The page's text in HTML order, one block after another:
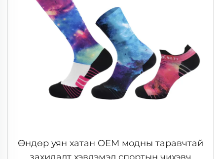
Өндөр уян хатан OEM модны таравчтай